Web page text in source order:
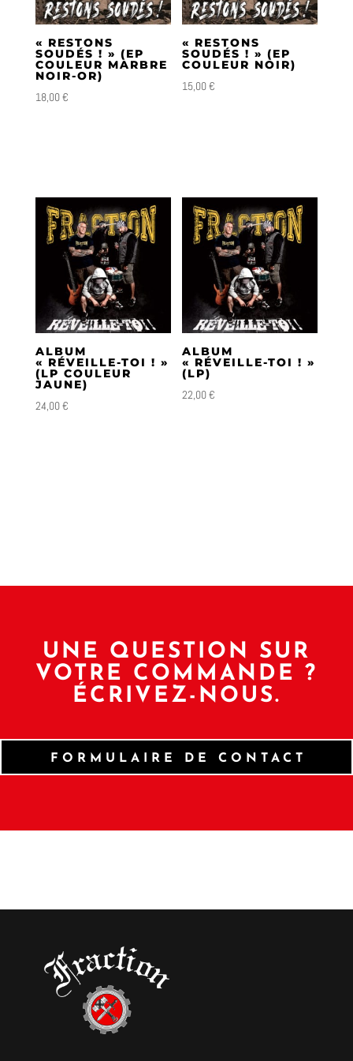
« RESTONS
SOUDÉS ! » (EP
COULEUR MARBRE
NOIR-OR)
18,00€
« RESTONS
SOUDÉS ! » (EP
COULEUR NOIR)
15,00€
ALBUM
« RÉVEILLE-TOI ! »
(LP COULEUR
JAUNE)
24,00€
ALBUM
« RÉVEILLE-TOI ! »
(LP)
22,00€
UNE QUESTION SUR
VOTRE COMMANDE ?
ÉCRIVEZ-NOUS.
FORMULAIRE DE CONTACT